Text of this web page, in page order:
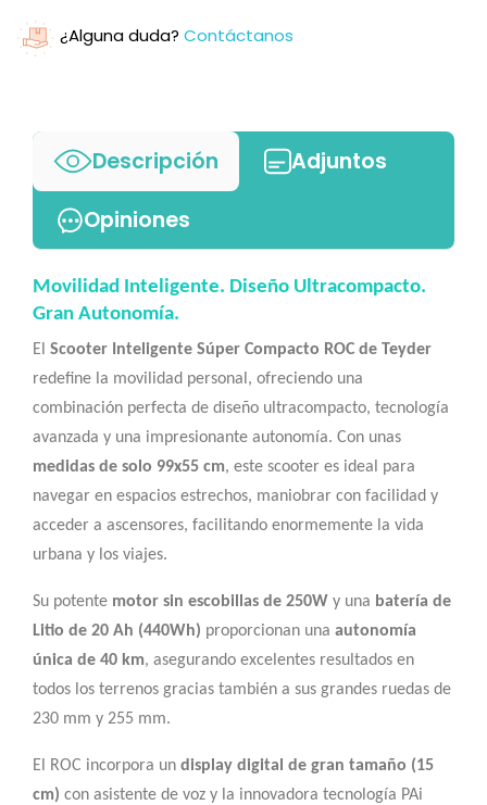
¿Alguna duda? Contáctanos
Descripción
Adjuntos
Opiniones
Movilidad Inteligente. Diseño Ultracompacto.
Gran Autonomía.
El Scooter Inteligente Súper Compacto ROC de Teyder
redefine la movilidad personal, ofreciendo una
combinación perfecta de diseño ultracompacto, tecnología
avanzada y una impresionante autonomía. Con unas
medidas de solo 99x55 cm, este scooter es ideal para
navegar en espacios estrechos, maniobrar con facilidad y
acceder a ascensores, facilitando enormemente la vida
urbana y los viajes.
Su potente motor sin escobillas de 250W y una batería de
Litio de 20 Ah (440Wh) proporcionan una autonomía
única de 40 km, asegurando excelentes resultados en
todos los terrenos gracias también a sus grandes ruedas de
230 mm y 255 mm.
El ROC incorpora un display digital de gran tamaño (15
cm) con asistente de voz y la innovadora tecnología PAi